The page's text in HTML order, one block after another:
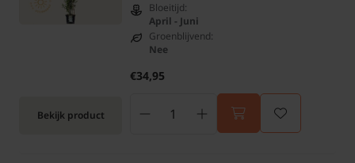
Bekijk product
Bloeitijd:
April - Juni
Groenblijvend:
Nee
€34,95